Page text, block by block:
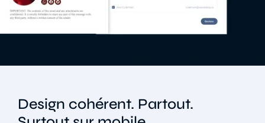
Design cohérent. Partout.